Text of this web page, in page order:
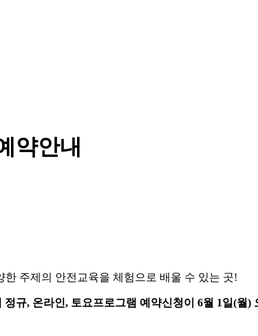
약안내
한 주제의 안전교육을 체험으로 배울 수 있는 곳!
정규, 온라인, 토요프로그램 예약신청이 6월 1일(월)